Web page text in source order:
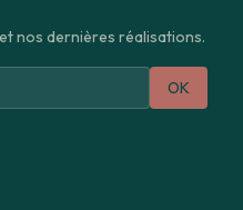
nos dernières réalisations.
OK